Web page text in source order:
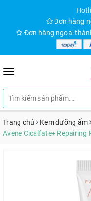
Đơn hàng
Đơn hàng ngoại
Trang chủ Kem dưỡng ẩm
Avene Cicalfate+ Repairing